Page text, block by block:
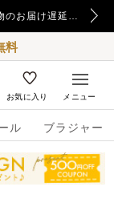
【重要】令和8年熊本地震の影響によるお荷物のお届け遅延について
料
ル ブラジャー
お気に入り メニュー